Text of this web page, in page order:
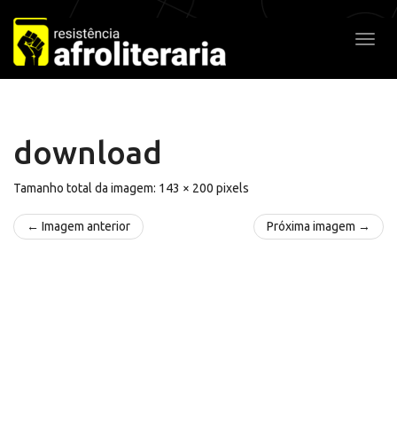
Pular
para
o
conteúdo
download
Tamanho total da imagem: 143 × 200 pixels
← Imagem anterior Próxima imagem →